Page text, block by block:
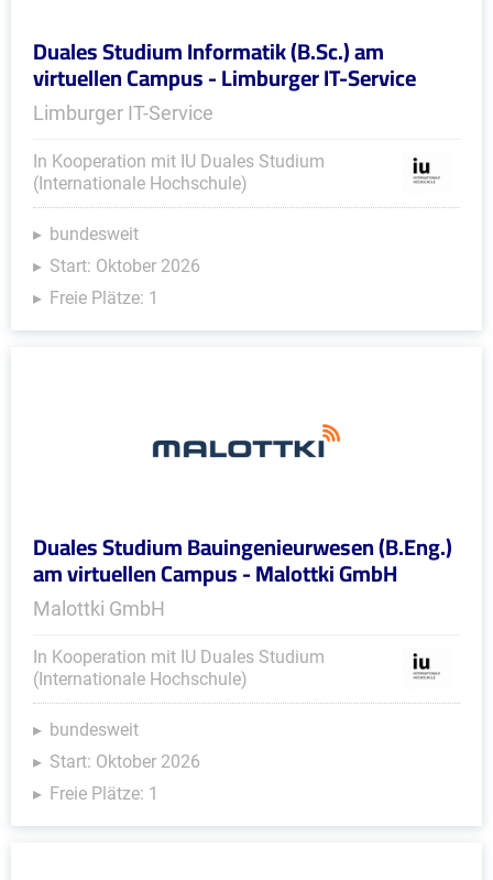
Duales Studium Informatik (B.Sc.) am
virtuellen Campus - Limburger IT-Service
Limburger IT-Service
In Kooperation mit IU Duales Studium
(Internationale Hochschule)
bundesweit
Start: Oktober 2026
Freie Plätze: 1
Duales Studium Bauingenieurwesen (B.Eng.)
am virtuellen Campus - Malottki GmbH
Malottki GmbH
In Kooperation mit IU Duales Studium
(Internationale Hochschule)
bundesweit
Start: Oktober 2026
Freie Plätze: 1